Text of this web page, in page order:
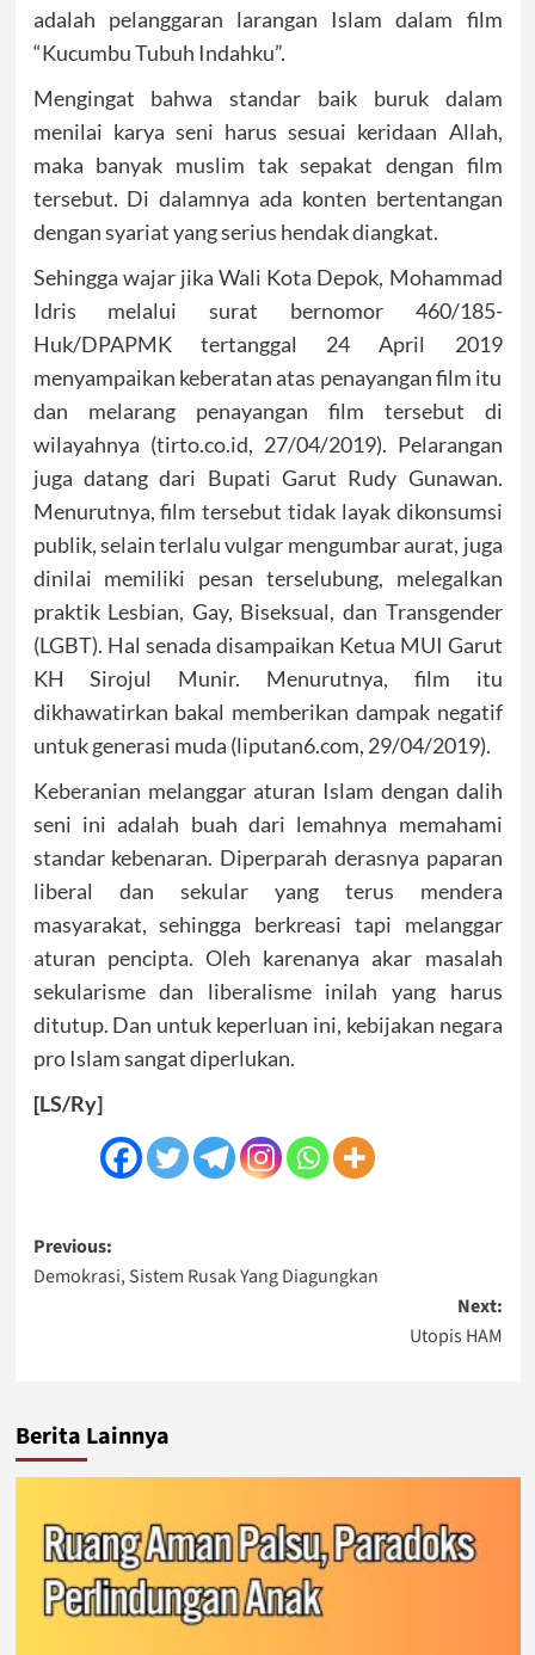
adalah pelanggaran larangan Islam dalam film
“Kucumbu Tubuh Indahku”.
Mengingat bahwa standar baik buruk dalam
menilai karya seni harus sesuai keridaan Allah,
maka banyak muslim tak sepakat dengan film
tersebut. Di dalamnya ada konten bertentangan
dengan syariat yang serius hendak diangkat.
Sehingga wajar jika Wali Kota Depok, Mohammad
Idris melalui surat bernomor 460/185-
Huk/DPAPMK tertanggal 24 April 2019
menyampaikan keberatan atas penayangan film itu
dan melarang penayangan film tersebut di
wilayahnya (tirto.co.id, 27/04/2019). Pelarangan
juga datang dari Bupati Garut Rudy Gunawan.
Menurutnya, film tersebut tidak layak dikonsumsi
publik, selain terlalu vulgar mengumbar aurat, juga
dinilai memiliki pesan terselubung, melegalkan
praktik Lesbian, Gay, Biseksual, dan Transgender
(LGBT). Hal senada disampaikan Ketua MUI Garut
KH Sirojul Munir. Menurutnya, film itu
dikhawatirkan bakal memberikan dampak negatif
untuk generasi muda (liputan6.com, 29/04/2019).
Keberanian melanggar aturan Islam dengan dalih
seni ini adalah buah dari lemahnya memahami
standar kebenaran. Diperparah derasnya paparan
liberal dan sekular yang terus mendera
masyarakat, sehingga berkreasi tapi melanggar
aturan pencipta. Oleh karenanya akar masalah
sekularisme dan liberalisme inilah yang harus
ditutup. Dan untuk keperluan ini, kebijakan negara
pro Islam sangat diperlukan.
[LS/Ry]
Post
navigation
Previous:
Demokrasi, Sistem Rusak Yang Diagungkan
Next:
Utopis HAM
Berita Lainnya